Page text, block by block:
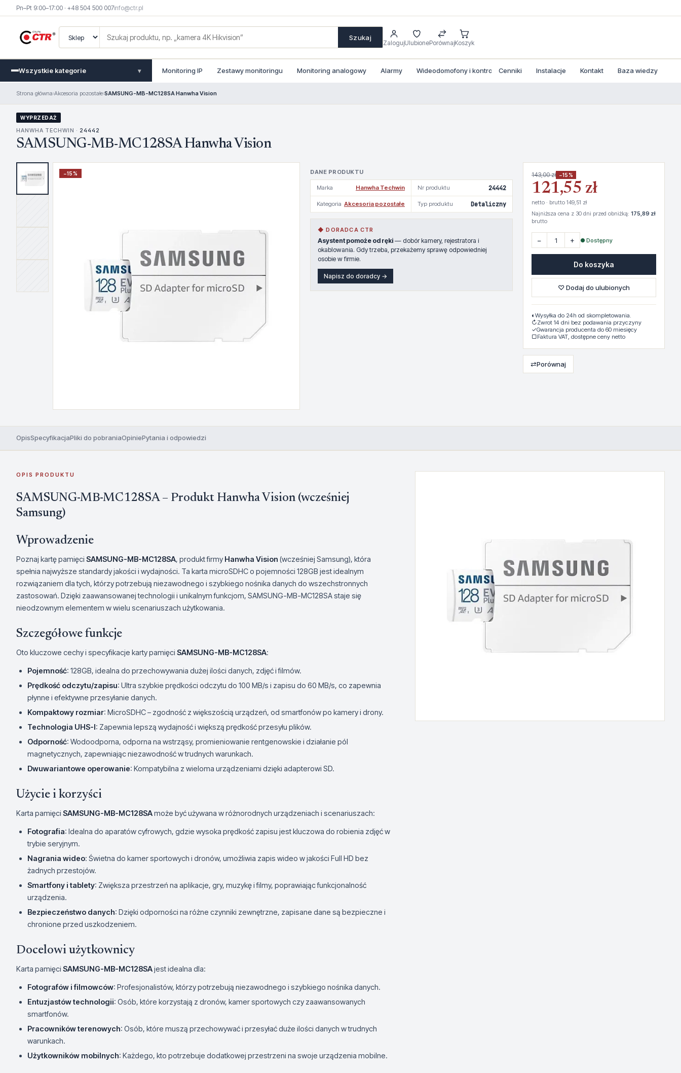
Pn–Pt 9:00–17:00 · +48 504 500 007info@ctr.pl
Szukaj
ZalogujUlubionePorównajKoszyk
Wszystkie kategorie ▾ Monitoring IP Zestawy monitoringu Monitoring analogowy Alarmy Wideodomofony i kontrola dostepu
Cenniki Instalacje Kontakt Baza wiedzy
Strona główna›Akcesoria pozostałe›SAMSUNG-MB-MC128SA Hanwha Vision
WYPRZEDAŻ
HANWHA TECHWIN · 24442
SAMSUNG-MB-MC128SA Hanwha Vision
−15% DANE PRODUKTU
Marka Hanwha Techwin Nr produktu 24442
Kategoria Akcesoria pozostałe Typ produktu Detaliczny
◆ DORADCA CTR
Asystent pomoże od ręki — dobór kamery, rejestratora i
okablowania. Gdy trzeba, przekażemy sprawę odpowiedniej
osobie w firmie.
Napisz do doradcy →
143,00 zł −15%
121,55 zł
netto · brutto 149,51 zł
Najniższa cena z 30 dni przed obniżką: 175,89 zł
brutto
− + ● Dostępny
Do koszyka
♡ Dodaj do ulubionych
◐ Wysyłka do 24h od skompletowania.
↻Zwrot 14 dni bez podawania przyczyny
✓Gwarancja producenta do 60 miesięcy
▢Faktura VAT, dostępne ceny netto
⇄Porównaj
OpisSpecyfikacjaPliki do pobraniaOpiniePytania i odpowiedzi
OPIS PRODUKTU
SAMSUNG-MB-MC128SA – Produkt Hanwha Vision (wcześniej
Samsung)
Wprowadzenie
Poznaj kartę pamięci SAMSUNG-MB-MC128SA, produkt firmy Hanwha Vision (wcześniej Samsung), która
spełnia najwyższe standardy jakości i wydajności. Ta karta microSDHC o pojemności 128GB jest idealnym
rozwiązaniem dla tych, którzy potrzebują niezawodnego i szybkiego nośnika danych do wszechstronnych
zastosowań. Dzięki zaawansowanej technologii i unikalnym funkcjom, SAMSUNG-MB-MC128SA staje się
nieodzownym elementem w wielu scenariuszach użytkowania.
Szczegółowe funkcje
Oto kluczowe cechy i specyfikacje karty pamięci SAMSUNG-MB-MC128SA:
Pojemność: 128GB, idealna do przechowywania dużej ilości danych, zdjęć i filmów.
Prędkość odczytu/zapisu: Ultra szybkie prędkości odczytu do 100 MB/s i zapisu do 60 MB/s, co zapewnia
płynne i efektywne przesyłanie danych.
Kompaktowy rozmiar: MicroSDHC – zgodność z większością urządzeń, od smartfonów po kamery i drony.
Technologia UHS-I: Zapewnia lepszą wydajność i większą prędkość przesyłu plików.
Odporność: Wodoodporna, odporna na wstrząsy, promieniowanie rentgenowskie i działanie pól
magnetycznych, zapewniając niezawodność w trudnych warunkach.
Dwuwariantowe operowanie: Kompatybilna z wieloma urządzeniami dzięki adapterowi SD.
Użycie i korzyści
Karta pamięci SAMSUNG-MB-MC128SAmoże być używana w różnorodnych urządzeniach i scenariuszach:
Fotografia: Idealna do aparatów cyfrowych, gdzie wysoka prędkość zapisu jest kluczowa do robienia zdjęć w
trybie seryjnym.
Nagrania wideo: Świetna do kamer sportowych i dronów, umożliwia zapis wideo w jakości Full HD bez
żadnych przestojów.
Smartfony i tablety: Zwiększa przestrzeń na aplikacje, gry, muzykę i filmy, poprawiając funkcjonalność
urządzenia.
Bezpieczeństwo danych: Dzięki odporności na różne czynniki zewnętrzne, zapisane dane są bezpieczne i
chronione przed uszkodzeniem.
Docelowi użytkownicy
Karta pamięci SAMSUNG-MB-MC128SAjest idealna dla:
Fotografów i filmowców: Profesjonalistów, którzy potrzebują niezawodnego i szybkiego nośnika danych.
Entuzjastów technologii: Osób, które korzystają z dronów, kamer sportowych czy zaawansowanych
smartfonów.
Pracowników terenowych: Osób, które muszą przechowywać i przesyłać duże ilości danych w trudnych
warunkach.
Użytkowników mobilnych: Każdego, kto potrzebuje dodatkowej przestrzeni na swoje urządzenia mobilne.